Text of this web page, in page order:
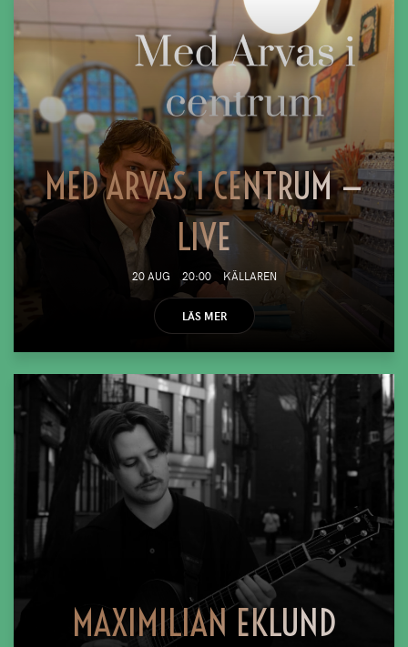
MED ARVAS I CENTRUM —
LIVE
20 AUG 20:00 KÄLLAREN
LÄS MER
MAXIMILIAN EKLUND